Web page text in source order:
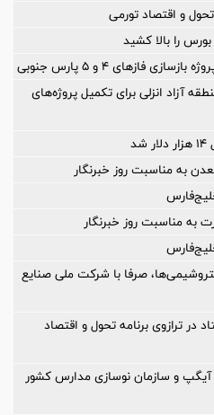
و اقتصاد تورمی
را بالا کشید
فازهای ۴ و ۵ پارس جنوبی
آزاد انزلی برای تكمیل پروژه‌های
به مناسبت روز خبرنگار
به مناسبت روز خبرنگار
صرفا با شرکت ملی صنایع
در ترازوی برنامه تحول و اقتصاد
آیگپ و سازمان نوسازی مدارس کشور